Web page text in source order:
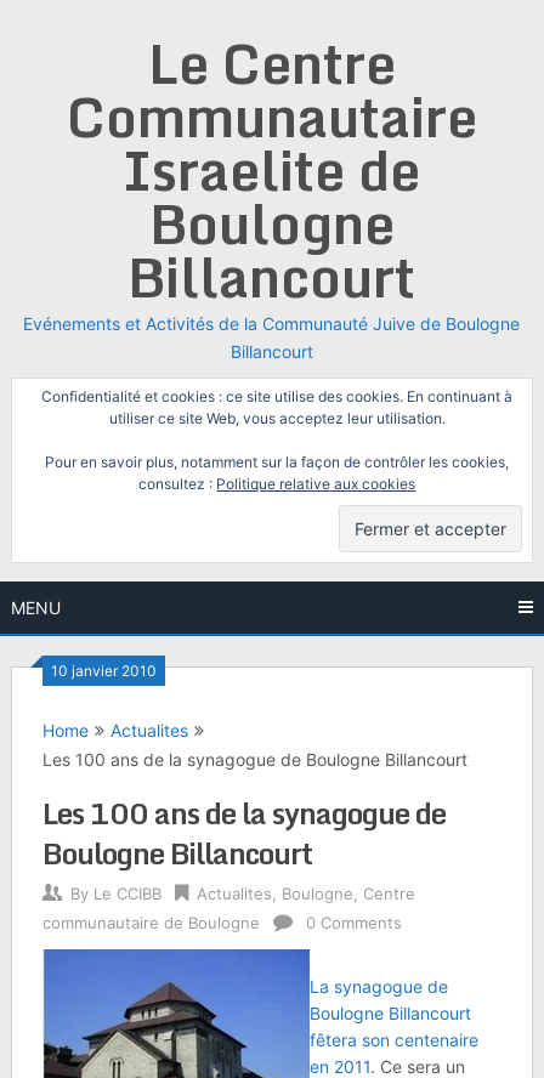
Le Centre
Communautaire
Israelite de
Boulogne
Billancourt
Evénements et Activités de la Communauté Juive de Boulogne
Billancourt
Confidentialité et cookies : ce site utilise des cookies. En continuant à
utiliser ce site Web, vous acceptez leur utilisation.
Pour en savoir plus, notamment sur la façon de contrôler les cookies,
consultez : Politique relative aux cookies
MENU
10 janvier 2010
Home
Actualites
Les 100 ans de la synagogue de Boulogne Billancourt
Les 100 ans de la synagogue de
Boulogne Billancourt
By Le CCIBB Actualites Boulogne
Centre
communautaire de Boulogne
0 Comments
La synagogue de
Boulogne Billancourt
fêtera son centenaire
en 2011. Ce sera un